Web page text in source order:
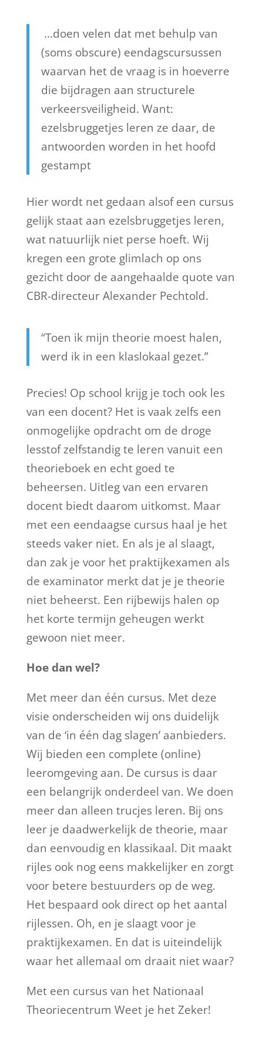
…doen velen dat met behulp van
(soms obscure) eendagscursussen
waarvan het de vraag is in hoeverre
die bijdragen aan structurele
verkeersveiligheid. Want:
ezelsbruggetjes leren ze daar, de
antwoorden worden in het hoofd
gestampt
Hier wordt net gedaan alsof een cursus
gelijk staat aan ezelsbruggetjes leren,
wat natuurlijk niet perse hoeft. Wij
kregen een grote glimlach op ons
gezicht door de aangehaalde quote van
CBR-directeur Alexander Pechtold.
“Toen ik mijn theorie moest halen,
werd ik in een klaslokaal gezet.”
Precies! Op school krijg je toch ook les
van een docent? Het is vaak zelfs een
onmogelijke opdracht om de droge
lesstof zelfstandig te leren vanuit een
theorieboek en echt goed te
beheersen. Uitleg van een ervaren
docent biedt daarom uitkomst. Maar
met een eendaagse cursus haal je het
steeds vaker niet. En als je al slaagt,
dan zak je voor het praktijkexamen als
de examinator merkt dat je je theorie
niet beheerst. Een rijbewijs halen op
het korte termijn geheugen werkt
gewoon niet meer.
Hoe dan wel?
Met meer dan één cursus. Met deze
visie onderscheiden wij ons duidelijk
van de ‘in één dag slagen’ aanbieders.
Wij bieden een complete (online)
leeromgeving aan. De cursus is daar
een belangrijk onderdeel van. We doen
meer dan alleen trucjes leren. Bij ons
leer je daadwerkelijk de theorie, maar
dan eenvoudig en klassikaal. Dit maakt
rijles ook nog eens makkelijker en zorgt
voor betere bestuurders op de weg.
Het bespaard ook direct op het aantal
rijlessen. Oh, en je slaagt voor je
praktijkexamen. En dat is uiteindelijk
waar het allemaal om draait niet waar?
Met een cursus van het Nationaal
Theoriecentrum Weet je het Zeker!